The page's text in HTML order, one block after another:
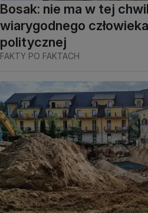
Bosak: nie ma w tej
wiarygodnego
politycznej
FAKTY PO FAKTACH